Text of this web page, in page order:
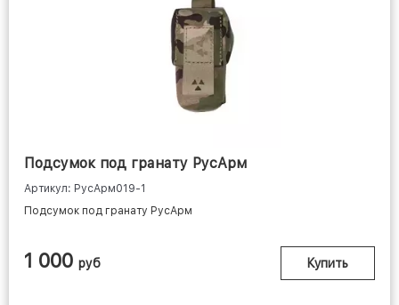
Подсумок под гранату РусАрм
Артикул: РусАрм019-1
Подсумок под гранату РусАрм
1 000 руб Купить